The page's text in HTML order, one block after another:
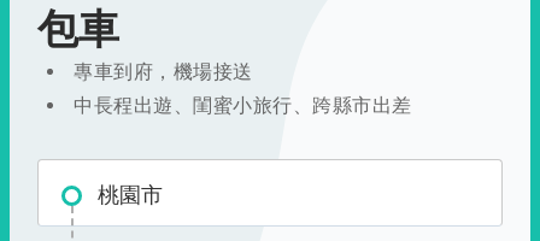
包車
專車到府，機場接送
中長程出遊、閨蜜小旅行、跨縣市出差
桃園市